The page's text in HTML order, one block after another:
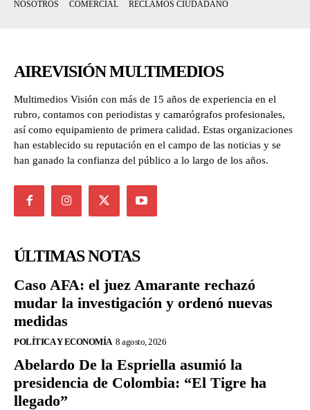
NOSOTROS COMERCIAL RECLAMOS CIUDADANO
AIREVISIÓN MULTIMEDIOS
Multimedios Visión con más de 15 años de experiencia en el
rubro, contamos con periodistas y camarógrafos profesionales,
así como equipamiento de primera calidad. Estas organizaciones
han establecido su reputación en el campo de las noticias y se
han ganado la confianza del público a lo largo de los años.
ÚLTIMAS NOTAS
Caso AFA: el juez Amarante rechazó
mudar la investigación y ordenó nuevas
medidas
POLÍTICA Y ECONOMÍA 8 agosto, 2026
Abelardo De la Espriella asumió la
presidencia de Colombia: “El Tigre ha
llegado”